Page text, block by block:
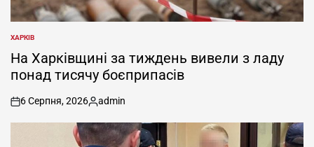
ОПУБЛІКУВАТИ
У
ХАРКІВ
На Харківщині за тиждень вивели з ладу
понад тисячу боєприпасів
on
6 Серпня, 2026
Опубліковано
admin